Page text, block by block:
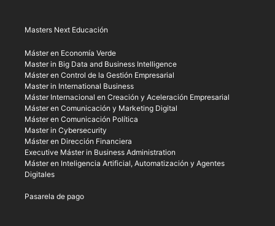
Masters Next Educación
Máster en Economía Verde
Master in Big Data and Business Intelligence
Máster en Control de la Gestión Empresarial
Master in International Business
Máster Internacional en Creación y Aceleración Empresarial
Máster en Comunicación y Marketing Digital
Máster en Comunicación Política
Master in Cybersecurity
Máster en Dirección Financiera
Executive Máster in Business Administration
Máster en Inteligencia Artificial, Automatización y Agentes
Digitales
Pasarela de pago